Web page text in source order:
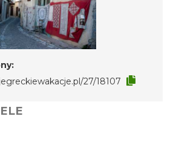
27/18107